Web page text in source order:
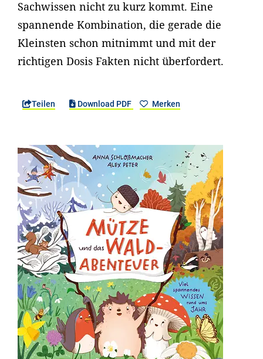
Sachwissen nicht zu kurz kommt. Eine
spannende Kombination, die gerade die
Kleinsten schon mitnimmt und mit der
richtigen Dosis Fakten nicht überfordert.
Teilen Download PDF Merken